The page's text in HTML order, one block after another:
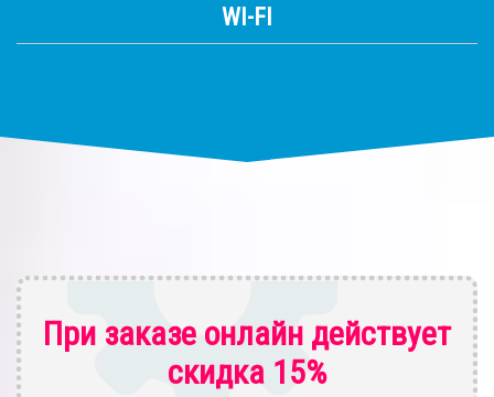
WI-FI
При заказе онлайн действует
скидка 15%